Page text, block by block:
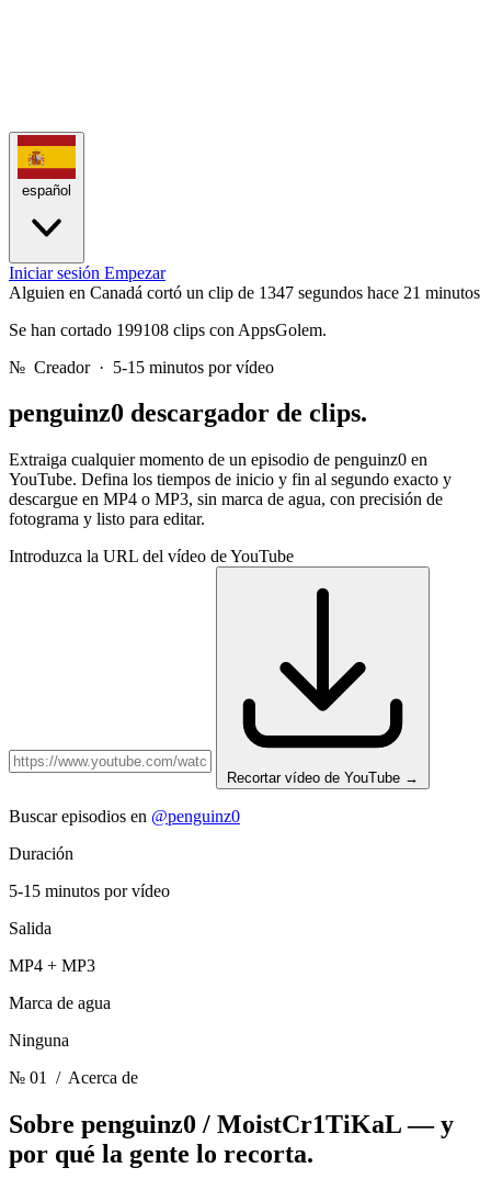
español
Iniciar sesión Empezar
Alguien en Canadá cortó un clip de 1347 segundos hace 21 minutos
Se han cortado 199108 clips con AppsGolem.
№ Creador · 5-15 minutos por vídeo
penguinz0 descargador de clips.
Extraiga cualquier momento de un episodio de penguinz0 en
YouTube. Defina los tiempos de inicio y fin al segundo exacto y
descargue en MP4 o MP3, sin marca de agua, con precisión de
fotograma y listo para editar.
Introduzca la URL del vídeo de YouTube
Recortar vídeo de YouTube →
Buscar episodios en @penguinz0
Duración
5-15 minutos por vídeo
Salida
MP4 + MP3
Marca de agua
Ninguna
№ 01
/ Acerca de
Sobre penguinz0 / MoistCr1TiKaL —y
por qué la gente lo recorta.